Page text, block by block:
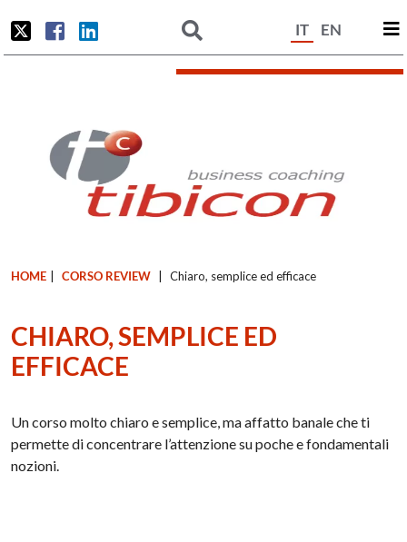
IT EN
HOME CORSO REVIEW Chiaro, semplice ed efficace
CHIARO, SEMPLICE ED
EFFICACE
Un corso molto chiaro e semplice, ma affatto banale che ti
permette di concentrare l’attenzione su poche e fondamentali
nozioni.